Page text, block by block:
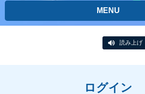
MENU
読み上げ
ログイン